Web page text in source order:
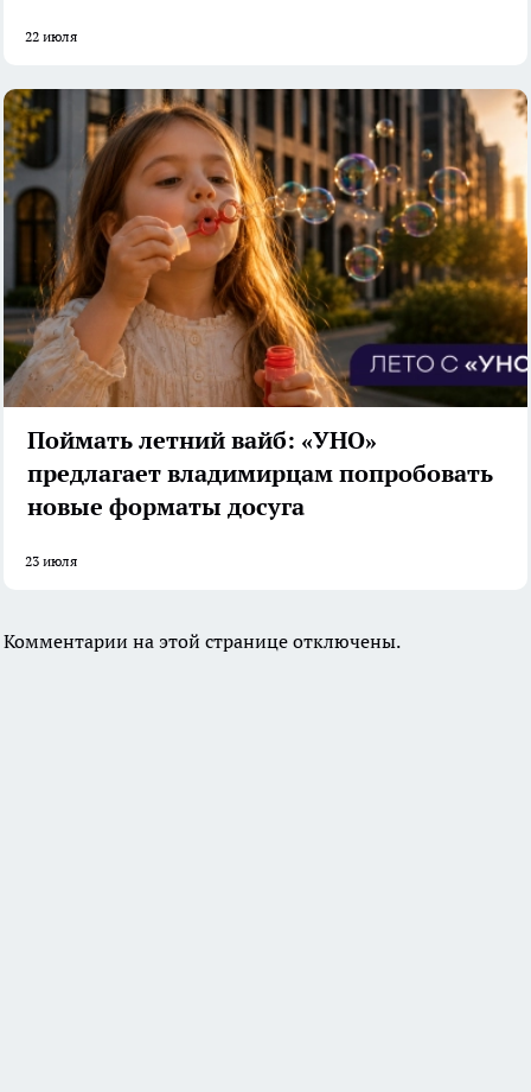
22 июля
Поймать летний вайб: «УНО»
предлагает владимирцам попробовать
новые форматы досуга
23 июля
Комментарии на этой странице отключены.